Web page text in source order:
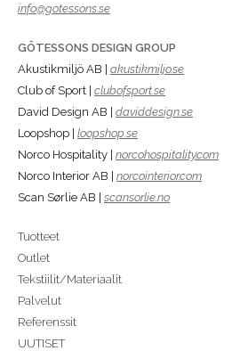
info@gotessons.se
GÖTESSONS DESIGN GROUP
Akustikmiljö AB | akustikmiljo.se
Club of Sport | clubofsport.se
David Design AB | daviddesign.se
Loopshop | loopshop.se
Norco Hospitality | norcohospitality.com
Norco Interior AB | norcointerior.com
Scan Sørlie AB | scansorlie.no
Tuotteet
Outlet
Tekstiilit/Materiaalit
Palvelut
Referenssit
UUTISET